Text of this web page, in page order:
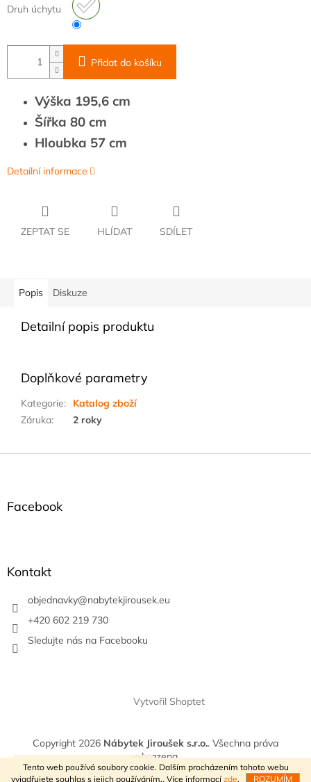
Tento web používá soubory cookie. Dalším procházením tohoto webu
vyjadřujete souhlas s jejich používáním.. Více informací zde. ROZUMÍM
VÍTEJTE V NAŠEM E-SHOPU
Druh úchytu
Přidat do košíku
Výška 195,6 cm
Šířka 80 cm
Hloubka 57 cm
Detailní informace
ZEPTAT SE HLÍDAT SDÍLET
Popis Diskuze
Detailní popis produktu
Doplňkové parametry
Kategorie:
Katalog zboží
Záruka: 2 roky
Facebook
Kontakt
objednavky@nabytekjirousek.eu
+420 602 219 730
Sledujte nás na Facebooku
Vytvořil Shoptet
Copyright 2026 Nábytek Jiroušek s.r.o.. Všechna práva
vyhrazena.